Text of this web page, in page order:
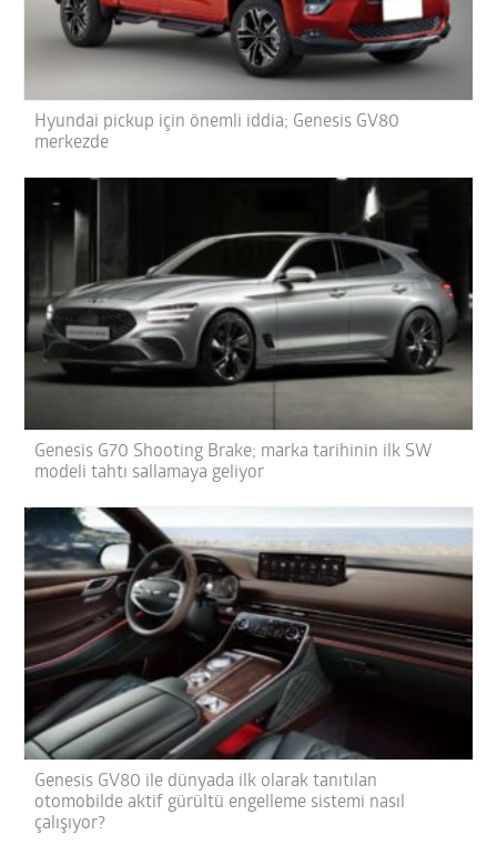
Hyundai pickup için önemli iddia; Genesis GV80
merkezde
Genesis G70 Shooting Brake; marka tarihinin ilk SW
modeli tahtı sallamaya geliyor
Genesis GV80 ile dünyada ilk olarak tanıtılan
otomobilde aktif gürültü engelleme sistemi nasıl
çalışıyor?